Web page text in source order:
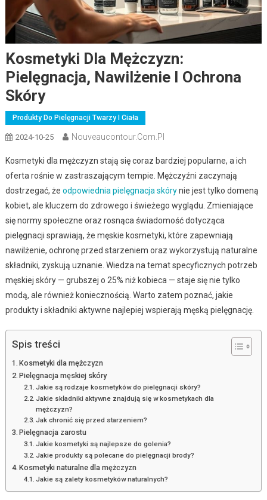
Kosmetyki Dla Mężczyzn:
Pielęgnacja, Nawilżenie I Ochrona
Skóry
Produkty Do Pielęgnacji Twarzy I Ciała
2024-10-25 Nouveaucontour.com.pl
Kosmetyki dla mężczyzn stają się coraz bardziej popularne, a ich
oferta rośnie w zastraszającym tempie. Mężczyźni zaczynają
dostrzegać, że odpowiednia pielęgnacja skórynie jest tylko domeną
kobiet, ale kluczem do zdrowego i świeżego wyglądu. Zmieniające
się normy społeczne oraz rosnąca świadomość dotycząca
pielęgnacji sprawiają, że męskie kosmetyki, które zapewniają
nawilżenie, ochronę przed starzeniem oraz wykorzystują naturalne
składniki, zyskują uznanie. Wiedza na temat specyficznych potrzeb
męskiej skóry — grubszej o 25% niż kobieca — staje się nie tylko
modą, ale również koniecznością. Warto zatem poznać, jakie
produkty i składniki aktywne najlepiej wspierają męską pielęgnację.
Spis treści
Kosmetyki dla mężczyzn
Pielęgnacja męskiej skóry
Jakie są rodzaje kosmetyków do pielęgnacji skóry?
Jakie składniki aktywne znajdują się w kosmetykach dla
mężczyzn?
Jak chronić się przed starzeniem?
Pielęgnacja zarostu
Jakie kosmetyki są najlepsze do golenia?
Jakie produkty są polecane do pielęgnacji brody?
Kosmetyki naturalne dla mężczyzn
Jakie są zalety kosmetyków naturalnych?